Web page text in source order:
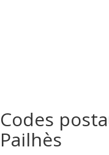
Codes
Pailhès